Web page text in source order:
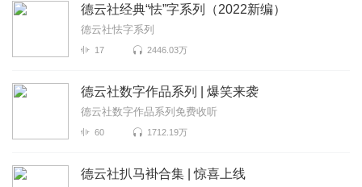
德云社经典“怯”字系列（2022新编）
德云社怯字系列
17 2446.03万
德云社数字作品系列 | 爆笑来袭
德云社数字作品系列免费收听
60 1712.19万
德云社扒马褂合集 | 惊喜上线